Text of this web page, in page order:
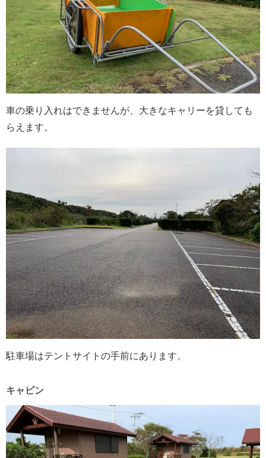
車の乗り入れはできませんが、大きなキャリーを貸しても
らえます。
駐車場はテントサイトの手前にあります。
キャビン